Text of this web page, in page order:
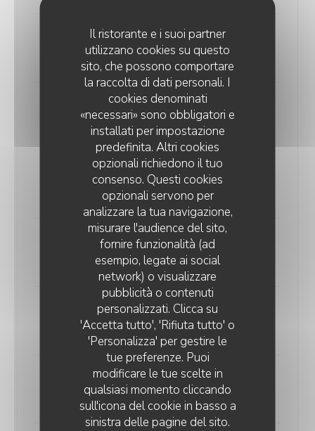
Il ristorante e i suoi partner
utilizzano cookies su questo
sito, che possono comportare
la raccolta di dati personali. I
cookies denominati
«necessari» sono obbligatori e
installati per impostazione
predefinita. Altri cookies
opzionali richiedono il tuo
consenso. Questi cookies
opzionali servono per
analizzare la tua navigazione,
misurare l'audience del sito,
fornire funzionalità (ad
esempio, legate ai social
network) o visualizzare
pubblicità o contenuti
personalizzati. Clicca su
'Accetta tutto', 'Rifiuta tutto' o
'Personalizza' per gestire le
tue preferenze. Puoi
modificare le tue scelte in
qualsiasi momento cliccando
sull'icona del cookie in basso a
sinistra delle pagine del sito.
Filet Sauce Morilles
35,00 EUR
Onglet aux Echalotes
22,00 EUR
Rognons de Veau à la Moutarde
25,00 EUR
Poisson du Jour
Prix selon arrivage
Filet sauce Morilles
35,00 EUR
Bouchée à la Reine
35,00 EUR